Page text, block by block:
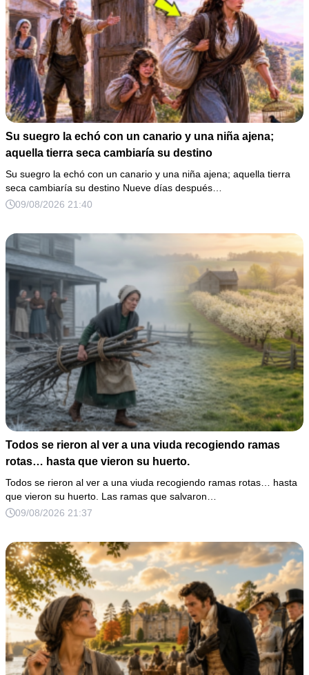
Su suegro la echó con un canario y una niña ajena;
aquella tierra seca cambiaría su destino
Su suegro la echó con un canario y una niña ajena; aquella tierra
seca cambiaría su destino Nueve días después…
09/08/2026 21:40
Todos se rieron al ver a una viuda recogiendo ramas
rotas… hasta que vieron su huerto.
Todos se rieron al ver a una viuda recogiendo ramas rotas… hasta
que vieron su huerto. Las ramas que salvaron…
09/08/2026 21:37